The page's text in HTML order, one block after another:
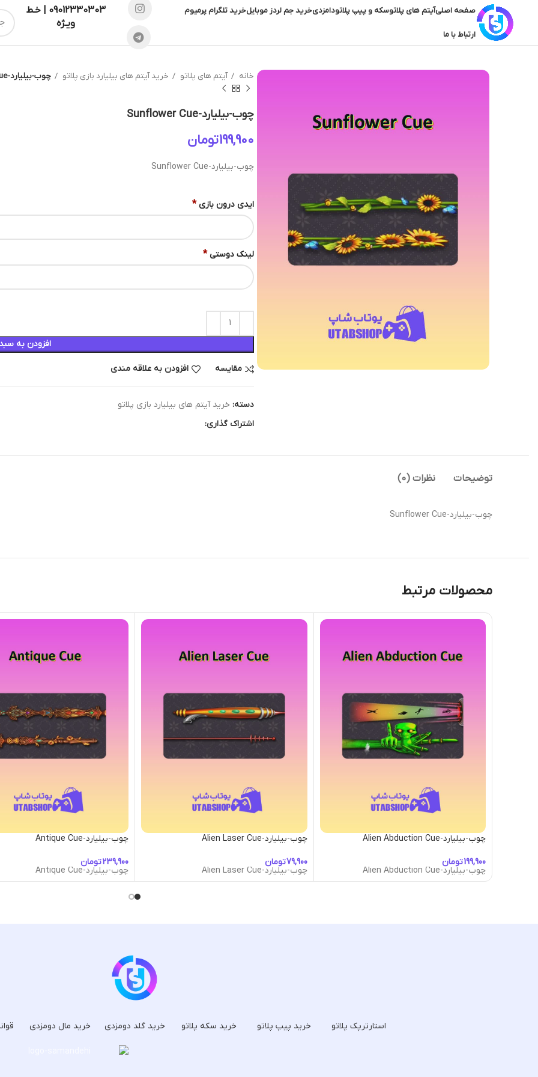
صفحه اصلیآیتم های پلاتوسکه و پیپ پلاتودامزدیخرید جم لردز موبایلخرید تلگرام پرمیوم
ارتباط با ما
09012330303 | خـط
ویـژه
خانه آیتم های پلاتو خرید آیتم های بیلیارد بازی پلاتو چوب-بیلیارد-Sunflower Cue
چوب-بیلیارد-Sunflower Cue
تومان
چوب-بیلیارد-Sunflower Cue
ایدی درون بازی *
لینک دوستی *
افزودن به
مقایسه افزودن به علاقه مندی
دسته: خرید آیتم های بیلیارد بازی پلاتو
اشتراک گذاری:
توضیحات نظرات (0)
چوب-بیلیارد-Sunflower Cue
محصولات مرتبط
چوب-بیلیارد-Alien Abduction Cue
تومان
چوب-بیلیارد-Alien Abduction Cue
چوب-بیلیارد-Alien Laser Cue
تومان
چوب-بیلیارد-Alien Laser Cue
چوب-بیلیارد-Antique Cue
تومان
چوب-بیلیارد-Antique Cue
استارترپک پلاتو خرید پیپ پلاتو خرید سکه پلاتو خرید گلد دومزدی خرید مال دومزدی